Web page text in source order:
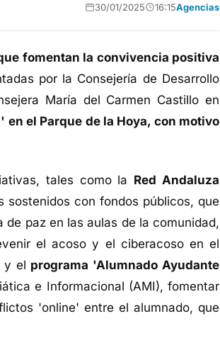
30/01/2025 16:15Agencias
fomentan la convivencia positiva
por la Consejería de Desarrollo
María del Carmen Castillo en
el Parque de la Hoya, con motivo
tales como la Red Andaluza
con fondos públicos, que
paz en las aulas de la comunidad,
el acoso y el ciberacoso en el
y el programa 'Alumnado Ayudante
e Informacional (AMI), fomentar
'online' entre el alumnado, que